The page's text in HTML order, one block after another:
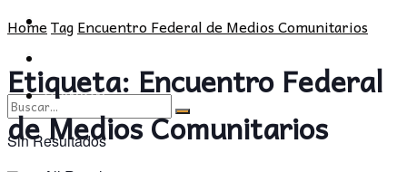
CULTURA
Sin Resultados
SOCIEDAD
OPINIÓN
HomeTagEncuentro Federal de Medios Comunitarios
Etiqueta:Encuentro Federal
de Medios Comunitarios